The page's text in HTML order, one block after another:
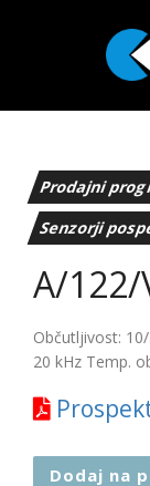
Prodajni
Senzorji
A/122/
Občutljivost:
20 kHz Temp.
Dodaj na